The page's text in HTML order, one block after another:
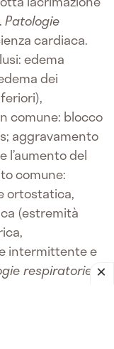
Patologie
cardiaca.
edema
dei
comune: blocco
aggravamento
l’aumento del
comune:
ortostatica,
(estremità
intermittente e
respiratorie,